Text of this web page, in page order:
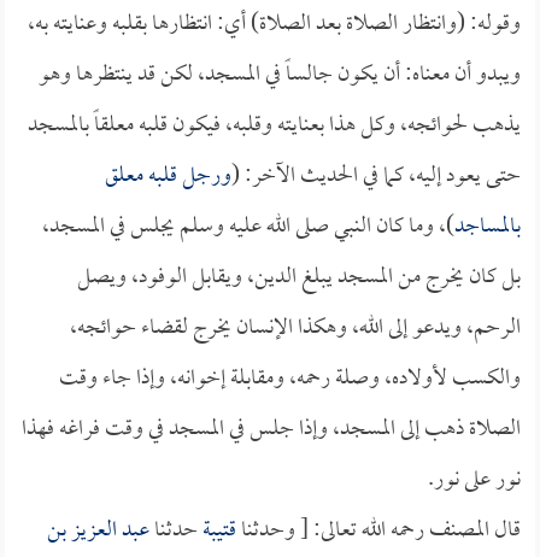
وقوله: (وانتظار الصلاة بعد الصلاة) أي: انتظارها بقلبه وعنايته به،
ويبدو أن معناه: أن يكون جالساً في المسجد، لكن قد ينتظرها وهو
يذهب لحوائجه، وكل هذا بعنايته وقلبه، فيكون قلبه معلقاً بالمسجد
حتى يعود إليه، كما في الحديث الآخر: (ورجل قلبه معلق
بالمساجد)، وما كان النبي صلى الله عليه وسلم يجلس في المسجد،
بل كان يخرج من المسجد يبلغ الدين، ويقابل الوفود، ويصل
الرحم، ويدعو إلى الله، وهكذا الإنسان يخرج لقضاء حوائجه،
والكسب لأولاده، وصلة رحمه، ومقابلة إخوانه، وإذا جاء وقت
الصلاة ذهب إلى المسجد، وإذا جلس في المسجد في وقت فراغه فهذا
نور على نور.
قال المصنف رحمه الله تعالى: [ وحدثناقتيبةحدثناعبد العزيز بن